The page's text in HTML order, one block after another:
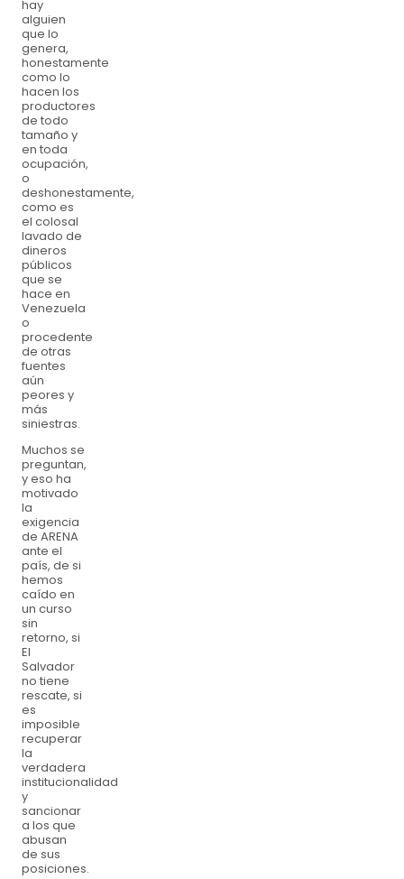
hay
alguien
que lo
genera,
honestamente
como lo
hacen los
productores
de todo
tamaño y
en toda
ocupación,
o
deshonestamente,
como es
el colosal
lavado de
dineros
públicos
que se
hace en
Venezuela
o
procedente
de otras
fuentes
aún
peores y
más
siniestras.
Muchos se
preguntan,
y eso ha
motivado
la
exigencia
de ARENA
ante el
país, de si
hemos
caído en
un curso
sin
retorno, si
El
Salvador
no tiene
rescate, si
es
imposible
recuperar
la
verdadera
institucionalidad
y
sancionar
a los que
abusan
de sus
posiciones.